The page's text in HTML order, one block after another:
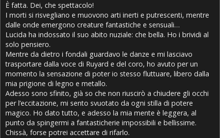
È fatta. Dei, che spettacolo!
I morti si risvegliano e muovono arti inerti e putrescenti, mentre
dalle onde emergono creature fantastiche e sensuali…
Lucida ha indossato il suo abito nuziale: che bella. Ho i brividi al
solo pensiero.
Mentre da dietro i fondali guardavo le danze e mi lasciavo
trasportare dalla voce di Ruyard e del coro, ho avuto per un
momento la sensazione di poter io stesso fluttuare, libero dalla
mia prigione di legno e metallo.
Adesso sono sfinito, già so che non riuscirò a chiudere gli occhi
per l’eccitazione, mi sento svuotato da ogni stilla di potere
magico. Ho dato tutto, e adesso la mia mente è leggera, al
punto da spingermi a fantasticherie impossibili e bellissime.
Chissà, forse potrei accettare di rifarlo.